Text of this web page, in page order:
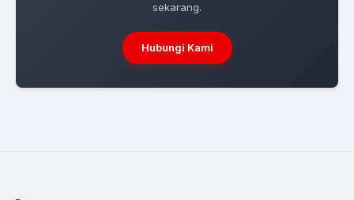
sekarang.
Hubungi Kami